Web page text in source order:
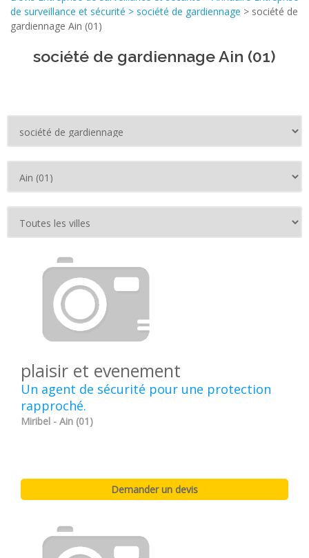
de surveillance et sécurité > société de gardiennage > société de
gardiennage Ain (01)
société de gardiennage Ain (01)
plaisir et evenement
Un agent de sécurité pour une protection
rapproché.
Miribel - Ain (01)